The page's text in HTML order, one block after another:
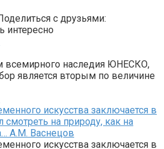
с друзьями:
интересно
всемирного наследия ЮНЕСКО,
является вторым по величине
искусства заключается в
смотреть на природу, как на
А.М. Васнецов
искусства заключается в